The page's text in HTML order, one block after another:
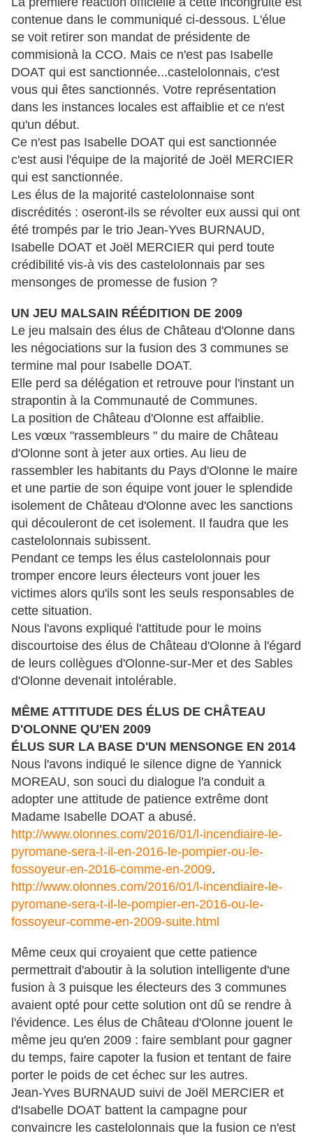
contenue dans le communiqué ci-dessous. L'élue
se voit retirer son mandat de présidente de
commisionà la CCO. Mais ce n'est pas Isabelle
DOAT qui est sanctionnée...castelolonnais, c'est
vous qui êtes sanctionnés. Votre représentation
dans les instances locales est affaiblie et ce n'est
qu'un début.
Ce n'est pas Isabelle DOAT qui est sanctionnée
c'est ausi l'équipe de la majorité de Joël MERCIER
qui est sanctionnée.
Les élus de la majorité castelolonnaise sont
discrédités : oseront-ils se révolter eux aussi qui ont
été trompés par le trio Jean-Yves BURNAUD,
Isabelle DOAT et Joël MERCIER qui perd toute
crédibilité vis-à vis des castelolonnais par ses
mensonges de promesse de fusion ?
UN JEU MALSAIN RÉÉDITION DE 2009
Le jeu malsain des élus de Château d'Olonne dans
les négociations sur la fusion des 3 communes se
termine mal pour Isabelle DOAT.
Elle perd sa délégation et retrouve pour l'instant un
strapontin à la Communauté de Communes.
La position de Château d'Olonne est affaiblie.
Les vœux "rassembleurs " du maire de Château
d'Olonne sont à jeter aux orties. Au lieu de
rassembler les habitants du Pays d'Olonne le maire
et une partie de son équipe vont jouer le splendide
isolement de Château d'Olonne avec les sanctions
qui découleront de cet isolement. Il faudra que les
castelolonnais subissent.
Pendant ce temps les élus castelolonnais pour
tromper encore leurs électeurs vont jouer les
victimes alors qu'ils sont les seuls responsables de
cette situation.
Nous l'avons expliqué l'attitude pour le moins
discourtoise des élus de Château d'Olonne à l'égard
de leurs collègues d'Olonne-sur-Mer et des Sables
d'Olonne devenait intolérable.
MÊME ATTITUDE DES ÉLUS DE CHÂTEAU
D'OLONNE QU'EN 2009
ÉLUS SUR LA BASE D'UN MENSONGE EN 2014
Nous l'avons indiqué le silence digne de Yannick
MOREAU, son souci du dialogue l'a conduit a
adopter une attitude de patience extrême dont
Madame Isabelle DOAT a abusé.
http://www.olonnes.com/2016/01/l-incendiaire-le-
pyromane-sera-t-il-en-2016-le-pompier-ou-le-
fossoyeur-en-2016-comme-en-2009.
http://www.olonnes.com/2016/01/l-incendiaire-le-
pyromane-sera-t-il-le-pompier-en-2016-ou-le-
fossoyeur-comme-en-2009-suite.html
Même ceux qui croyaient que cette patience
permettrait d'aboutir à la solution intelligente d'une
fusion à 3 puisque les électeurs des 3 communes
avaient opté pour cette solution ont dû se rendre à
l'évidence. Les élus de Château d'Olonne jouent le
même jeu qu'en 2009 : faire semblant pour gagner
du temps, faire capoter la fusion et tentant de faire
porter le poids de cet échec sur les autres.
Jean-Yves BURNAUD suivi de Joël MERCIER et
d'Isabelle DOAT battent la campagne pour
convaincre les castelolonnais que la fusion ce n'est